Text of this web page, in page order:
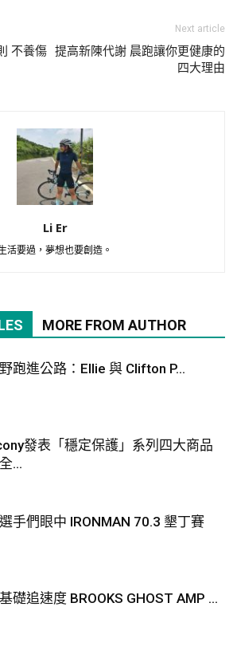
不養傷
Next article
提高新陳代謝 晨跑讓你更健康的
四大理由
Li Er
活要過，夢想也要創造。
MORE FROM AUTHOR
跑進公路：Ellie 與 Clifton P...
發表「穩定保護」系列四大商品
...
手們眼中 IRONMAN 70.3 墾丁賽
礎追速度 BROOKS GHOST AMP ...